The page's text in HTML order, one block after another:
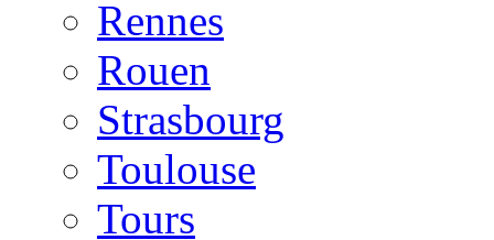
Rennes
Rouen
Strasbourg
Toulouse
Tours